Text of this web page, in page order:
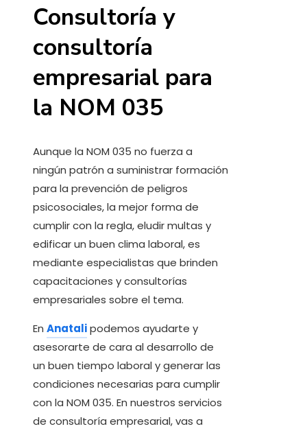
Consultoría y
consultoría
empresarial para
la NOM 035
Aunque la NOM 035 no fuerza a
ningún patrón a suministrar formación
para la prevención de peligros
psicosociales, la mejor forma de
cumplir con la regla, eludir multas y
edificar un buen clima laboral, es
mediante especialistas que brinden
capacitaciones y consultorías
empresariales sobre el tema.
En Anatalipodemos ayudarte y
asesorarte de cara al desarrollo de
un buen tiempo laboral y generar las
condiciones necesarias para cumplir
con la NOM 035. En nuestros servicios
de consultoría empresarial, vas a